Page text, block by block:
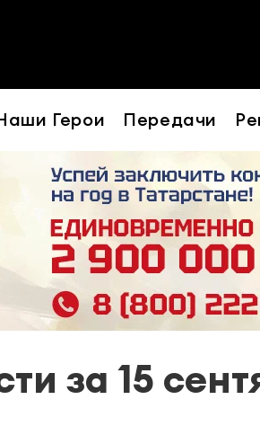
Герои Передачи
за 15